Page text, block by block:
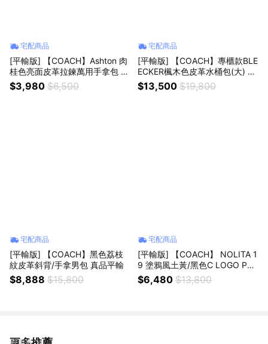
宅配商品
[平輸版] 【COACH】Ashton 肉
桂色亮面皮革拉鍊萬用手拿包 真
品平輸
$3,980 $6,500
宅配商品
[平輸版] 【COACH】專櫃款BLE
ECKER楓木色皮革水桶包(大) 真
品平輸
$13,500 $19,800
宅配商品
[平輸版] 【COACH】黑色荔枝
紋皮革斜背/手拿男包 真品平輸
$8,888 $15,800
宅配商品
[平輸版] 【COACH】 NOLITA 1
9 塗鴉風土黃/黑色C LOGO PVC
手提掛小包 真品平輸
$6,480 $13,800
看更多